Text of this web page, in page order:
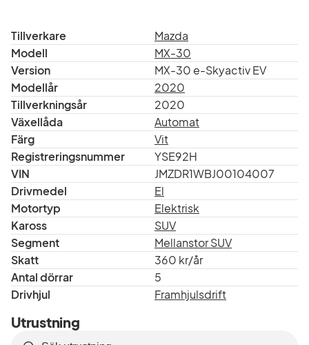
Tillverkare
Mazda
Modell
MX-30
Version
MX-30 e-Skyactiv EV
Modellår
2020
Tillverkningsår
2020
Växellåda
Automat
Färg
Vit
Registreringsnummer
YSE92H
VIN
JMZDR1WBJ00104007
Drivmedel
El
Motortyp
Elektrisk
Kaross
SUV
Segment
Mellanstor SUV
Skatt
360 kr/år
Antal dörrar
5
Drivhjul
Framhjulsdrift
Utrustning